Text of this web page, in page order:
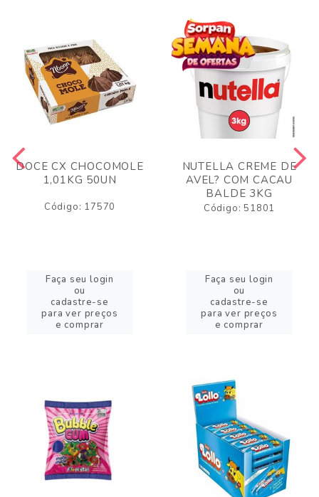
DOCE CX CHOCOMOLE
1,01KG 50UN
Código: 17570
Faça seu login
ou
cadastre-se
para ver preços
e comprar
NUTELLA CREME DE
AVEL? COM CACAU
BALDE 3KG
Código: 51801
Faça seu login
ou
cadastre-se
para ver preços
e comprar